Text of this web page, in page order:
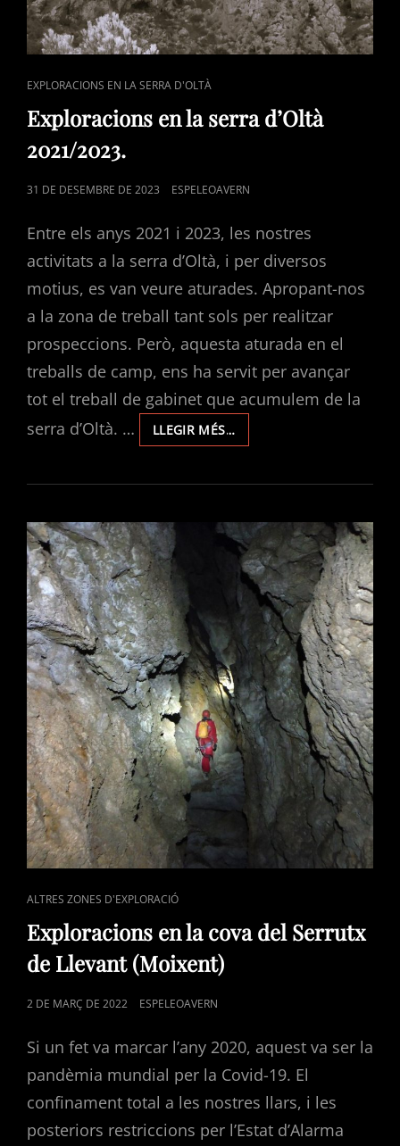
CAT
LINKS
EXPLORACIONS EN LA SERRA D'OLTÀ
Exploracions en la serra d’Oltà
2021/2023.
POSTED
31 DE DESEMBRE DE 2023 ESPELEOAVERN
Entre els anys 2021 i 2023, les nostres
activitats a la serra d’Oltà, i per diversos
motius, es van veure aturades. Apropant-nos
a la zona de treball tant sols per realitzar
prospeccions. Però, aquesta aturada en el
treballs de camp, ens ha servit per avançar
tot el treball de gabinet que acumulem de la
serra d’Oltà. …
LLEGIR MÉS…EXPLORACIONS
EN
SERRA
2021/2023.
CAT
LINKS
ALTRES ZONES D'EXPLORACIÓ
Exploracions en la cova del Serrutx
de Llevant (Moixent)
POSTED
2 DE MARÇ DE 2022 ESPELEOAVERN
Si un fet va marcar l’any 2020, aquest va ser la
pandèmia mundial per la Covid-19. El
confinament total a les nostres llars, i les
posteriors restriccions per l’Estat d’Alarma